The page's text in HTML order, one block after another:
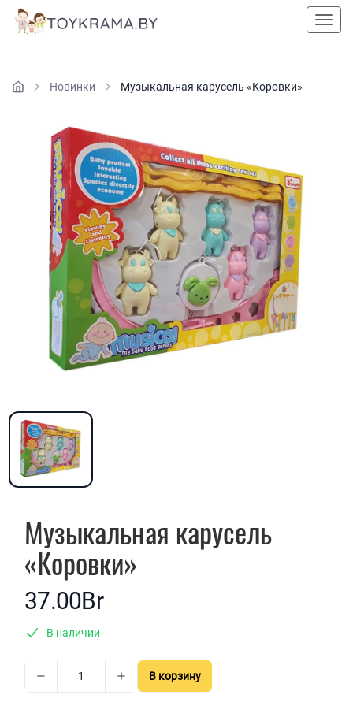
Новинки Музыкальная карусель «Коровки»
Музыкальная карусель
«Коровки»
37.00Br
В наличии
В корзину